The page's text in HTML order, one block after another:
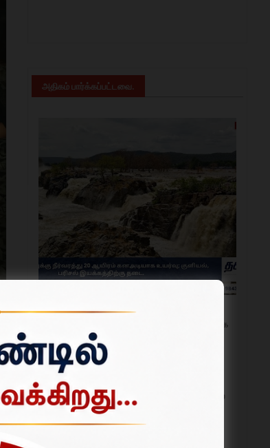
அதிகம் பார்க்கப்பட்டவை.
ஒகேனக்கல்
ஒகேனக்கல்லுக்கு நீர்வரத்து 20 ஆயிரம் கனஅடியாக
உயர்வு; குளியல், பரிசல் இயக்கத்திற்கு தடை.
ஆகஸ்ட் 06, 2026
பாலக்கோட்டில் திமுகவினர் சாலை
மறியல்; 200-க்கும் மேற்பட்டோர்
கைது.